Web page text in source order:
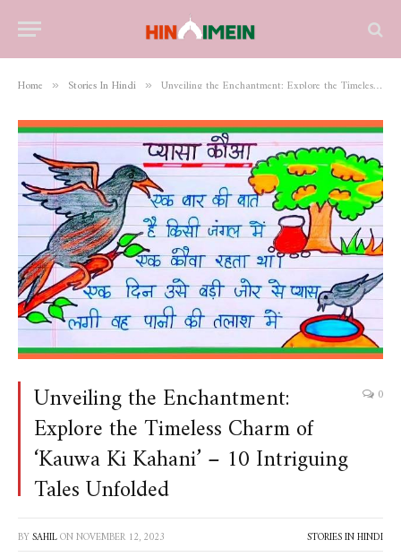
Home » Stories In Hindi » Unveiling the Enchantment: Explore the Timeless Charm of ‘Kauwa Ki Kahani’ – 10 Intriguing Tales Unfolded
Unveiling the Enchantment:
Explore the Timeless Charm of
‘Kauwa Ki Kahani’ – 10 Intriguing
Tales Unfolded
0
BYSAHILONNOVEMBER 12, 2023 STORIES IN HINDI